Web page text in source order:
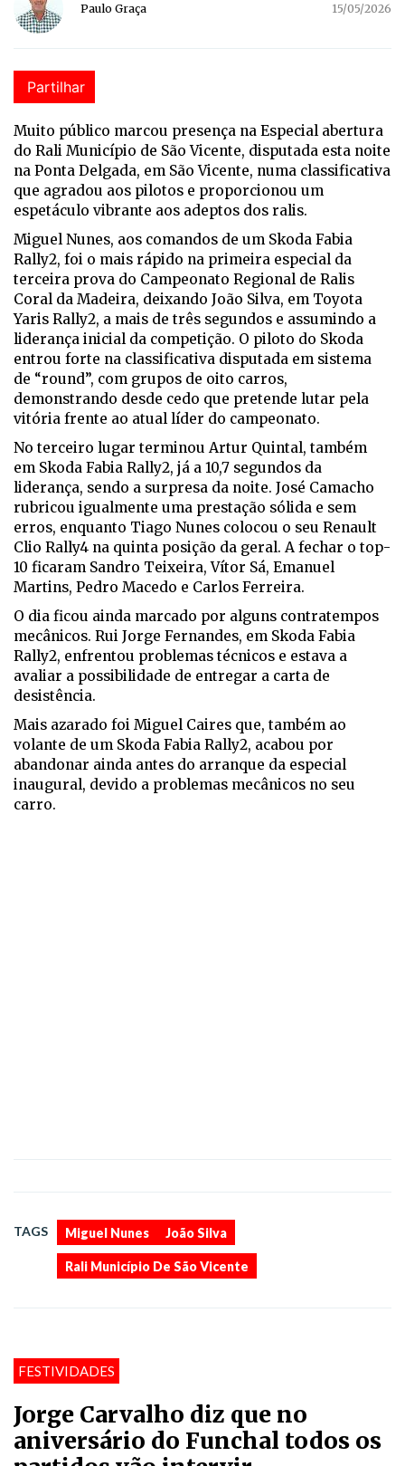
Paulo Graça 15/05/2026
Partilhar
Muito público marcou presença na Especial abertura
do Rali Município de São Vicente, disputada esta noite
na Ponta Delgada, em São Vicente, numa classificativa
que agradou aos pilotos e proporcionou um
espetáculo vibrante aos adeptos dos ralis.
Miguel Nunes, aos comandos de um Skoda Fabia
Rally2, foi o mais rápido na primeira especial da
terceira prova do Campeonato Regional de Ralis
Coral da Madeira, deixando João Silva, em Toyota
Yaris Rally2, a mais de três segundos e assumindo a
liderança inicial da competição. O piloto do Skoda
entrou forte na classificativa disputada em sistema
de “round”, com grupos de oito carros,
demonstrando desde cedo que pretende lutar pela
vitória frente ao atual líder do campeonato.
No terceiro lugar terminou Artur Quintal, também
em Skoda Fabia Rally2, já a 10,7 segundos da
liderança, sendo a surpresa da noite. José Camacho
rubricou igualmente uma prestação sólida e sem
erros, enquanto Tiago Nunes colocou o seu Renault
Clio Rally4 na quinta posição da geral. A fechar o top-
10 ficaram Sandro Teixeira, Vítor Sá, Emanuel
Martins, Pedro Macedo e Carlos Ferreira.
O dia ficou ainda marcado por alguns contratempos
mecânicos. Rui Jorge Fernandes, em Skoda Fabia
Rally2, enfrentou problemas técnicos e estava a
avaliar a possibilidade de entregar a carta de
desistência.
Mais azarado foi Miguel Caires que, também ao
volante de um Skoda Fabia Rally2, acabou por
abandonar ainda antes do arranque da especial
inaugural, devido a problemas mecânicos no seu
carro.
TAGS Miguel Nunes João Silva
Rali Município De São Vicente
FESTIVIDADES
Jorge Carvalho diz que no
aniversário do Funchal todos os